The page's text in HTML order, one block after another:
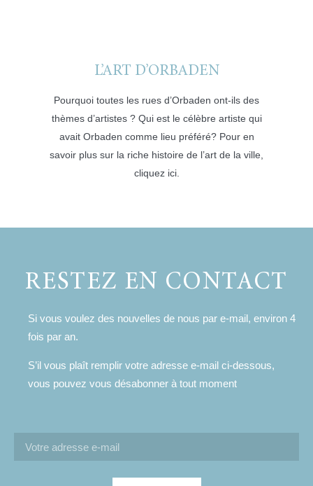
L’ART D’ORBADEN
Pourquoi toutes les rues d’Orbaden ont-ils des
thèmes d’artistes ? Qui est le célèbre artiste qui
avait Orbaden comme lieu préféré? Pour en
savoir plus sur la riche histoire de l’art de la ville,
cliquez ici.
RESTEZ EN CONTACT
Si vous voulez des nouvelles de nous par e-mail, environ 4
fois par an.
S’il vous plaît remplir votre adresse e-mail ci-dessous,
vous pouvez vous désabonner à tout moment